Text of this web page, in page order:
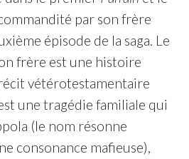
par son frère
épisode de la saga. Le
frère est une histoire
vétérotestamentaire
une tragédie familiale qui
(le nom résonne
consonance mafieuse),